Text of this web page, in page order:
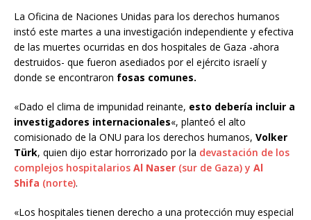
La Oficina de Naciones Unidas para los derechos humanos
instó este martes a una investigación independiente y efectiva
de las muertes ocurridas en dos hospitales de Gaza -ahora
destruidos- que fueron asediados por el ejército israelí y
donde se encontraron fosas comunes.
«Dado el clima de impunidad reinante, esto debería incluir a
investigadores internacionales«, planteó el alto
comisionado de la ONU para los derechos humanos, Volker
Türk, quien dijo estar horrorizado por la devastación de los
complejos hospitalarios Al Naser (sur de Gaza) y Al
Shifa (norte).
«Los hospitales tienen derecho a una protección muy especial